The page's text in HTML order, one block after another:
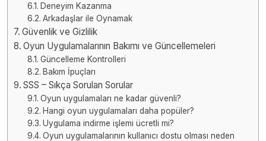
Deneyim Kazanma
Arkadaşlar ile Oynamak
Güvenlik ve Gizlilik
Oyun Uygulamalarının Bakımı ve Güncellemeleri
Güncelleme Kontrolleri
Bakım İpuçları
SSS – Sıkça Sorulan Sorular
Oyun uygulamaları ne kadar güvenli?
Hangi oyun uygulamaları daha popüler?
Uygulama indirme işlemi ücretli mi?
Oyun uygulamalarının kullanıcı dostu olması neden